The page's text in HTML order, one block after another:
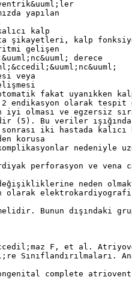
yapılan
kalp
kalp
gelişen
derece
veya
fakat
2 endikasyon olarak
iyi olması ve egzersiz
(5). Bu veriler
iki hastada
korusa
nedeniyle
perforasyon ve
neden
Bunun dışındaki
F, et al.
Sınıflandırılmaları.
complete